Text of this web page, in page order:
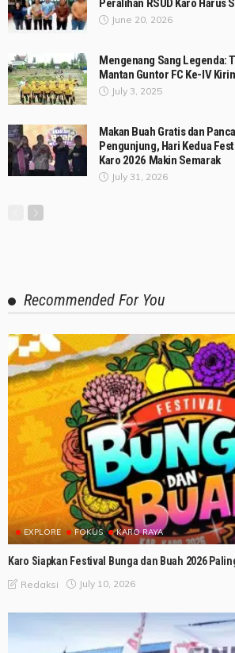
Peralihan RSUD Karo Harus
June 20, 2026
Mengenang Sang Legenda:
Mantan Guntor FC Ke-IV
July 3, 2025
Makan Buah Gratis dan
Pengunjung, Hari Kedua
Karo 2026 Makin Semarak
July 31, 2026
Recommended For You
EXPLORE FOKUS KARO RAYA
Karo Siapkan Festival Bunga dan Buah 2026
Redaksi July 10, 2026